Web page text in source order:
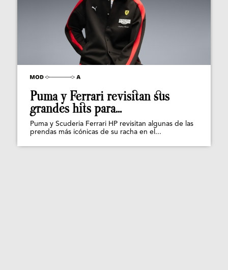
Puma y Ferrari revisitan sus
grandes hits para...
Puma y Scuderia Ferrari HP revisitan algunas de las
prendas más icónicas de su racha en el...